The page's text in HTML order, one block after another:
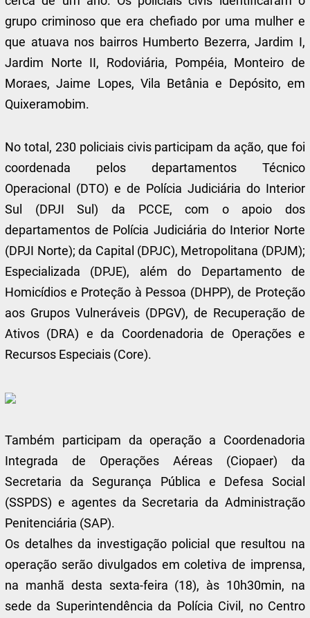
grupo criminoso que era chefiado por uma mulher e
que atuava nos bairros Humberto Bezerra, Jardim I,
Jardim Norte II, Rodoviária, Pompéia, Monteiro de
Moraes, Jaime Lopes, Vila Betânia e Depósito, em
Quixeramobim.
No total, 230 policiais civis participam da ação, que foi
coordenada pelos departamentos Técnico
Operacional (DTO) e de Polícia Judiciária do Interior
Sul (DPJI Sul) da PCCE, com o apoio dos
departamentos de Polícia Judiciária do Interior Norte
(DPJI Norte); da Capital (DPJC), Metropolitana (DPJM);
Especializada (DPJE), além do Departamento de
Homicídios e Proteção à Pessoa (DHPP), de Proteção
aos Grupos Vulneráveis (DPGV), de Recuperação de
Ativos (DRA) e da Coordenadoria de Operações e
Recursos Especiais (Core).
Também participam da operação a Coordenadoria
Integrada de Operações Aéreas (Ciopaer) da
Secretaria da Segurança Pública e Defesa Social
(SSPDS) e agentes da Secretaria da Administração
Penitenciária (SAP).
Os detalhes da investigação policial que resultou na
operação serão divulgados em coletiva de imprensa,
na manhã desta sexta-feira (18), às 10h30min, na
sede da Superintendência da Polícia Civil, no Centro